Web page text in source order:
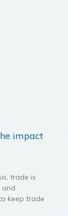
impact
trade is
and
keep trade